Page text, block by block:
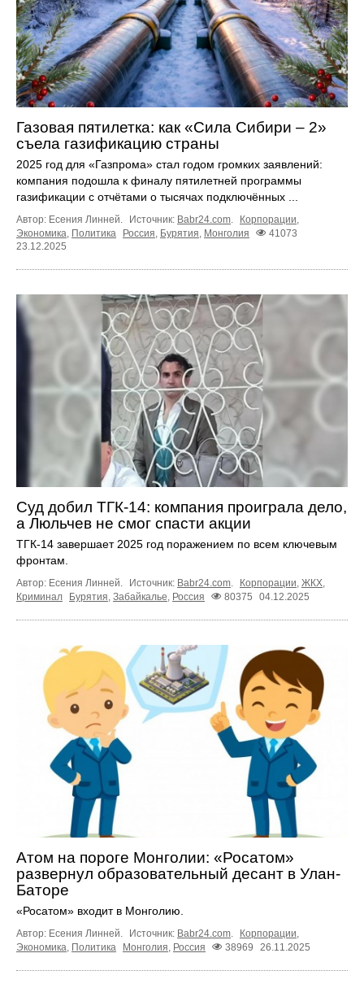
Газовая пятилетка: как «Сила Сибири – 2»
съела газификацию страны
2025 год для «Газпрома» стал годом громких заявлений:
компания подошла к финалу пятилетней программы
газификации с отчётами о тысячах подключённых ...
Автор: Есения Линней. Источник: Babr24.com. Корпорации,
Экономика, Политика Россия, Бурятия, Монголия
41073
23.12.2025
Суд добил ТГК-14: компания проиграла дело,
а Люльчев не смог спасти акции
ТГК-14 завершает 2025 год поражением по всем ключевым
фронтам.
Автор: Есения Линней. Источник: Babr24.com. Корпорации, ЖКХ,
Криминал
Бурятия, Забайкалье, Россия 80375 04.12.2025
Атом на пороге Монголии: «Росатом»
развернул образовательный десант в Улан-
Баторе
«Росатом» входит в Монголию.
Автор: Есения Линней. Источник: Babr24.com Корпорации
Экономика Политика Монголия Россия 38969 26.11.2025